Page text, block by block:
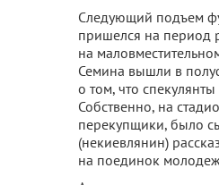
Следующий подъем
пришелся на период
на
Семина вышли в
о том, что
Собственно, на
перекупщики, было
(некиевлянин)
на поединок